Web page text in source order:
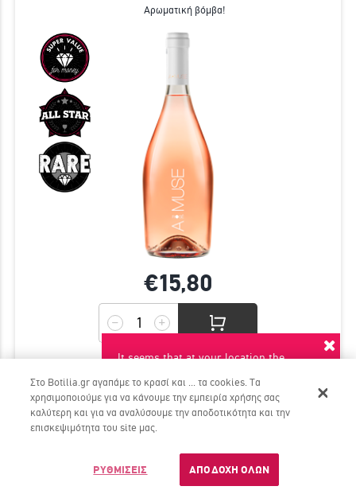
It seems that at your location the
want to switch to this language?
Dont ask again
Αρωματική βόμβα!
€15,80
Βοιωτία, Ελλάδα
ΟΨΙΜΟΣ ΤΡΥΓΟΣ 2025 - ΚΤΗΜΑ ΠΑΠΑΡΓΥΡΙΟΥ
Ένα πανέμορφο γλυκό κρασί!
Στο Botilia.gr αγαπάμε το κρασί και ... τα cookies. Τα
χρησιμοποιούμε για να κάνουμε την εμπειρία χρήσης σας
καλύτερη και για να αναλύσουμε την αποδοτικότητα και την
επισκεψιμότητα του site μας.
ΡΥΘΜΙΣΕΙΣ ΑΠΟΔΟΧΗ ΟΛΩΝ